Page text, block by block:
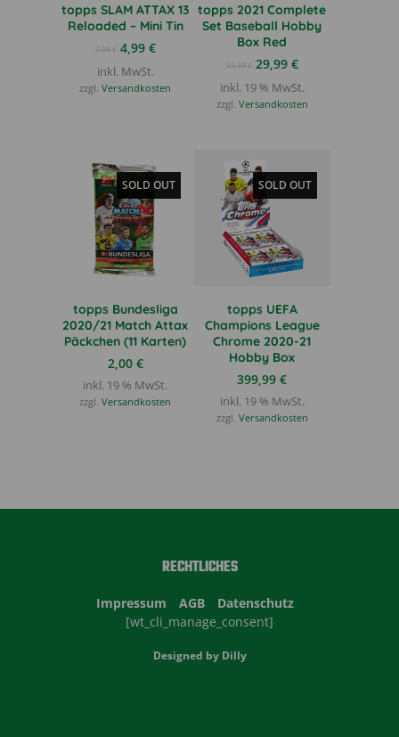
topps SLAM ATTAX 13
Reloaded – Mini Tin
7,99€ Ursprünglicher
war:
7,99 €
4,99 €Aktueller
4,99 €.
inkl. MwSt.
zzgl.Versandkosten
topps 2021 Complete
Set Baseball Hobby
Box Red
59,99€ Ursprünglicher
war:
59,99 €
29,99 €Aktueller
ist:
29,99 €.
inkl. 19 % MwSt.
zzgl. Versandkosten
SOLD OUT
topps Bundesliga
2020/21 Match Attax
Päckchen (11 Karten)
2,00 €
inkl. 19 % MwSt.
zzgl.Versandkosten
SOLD OUT
topps UEFA
Champions League
Chrome 2020-21
Hobby Box
399,99€
inkl. 19 % MwSt.
zzgl. Versandkosten
RECHTLICHES
Impressum AGB
Datenschutz
[wt_cli_manage_consent]
Designed by Dilly